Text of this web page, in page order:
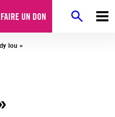
FAIRE UN DON
lou »